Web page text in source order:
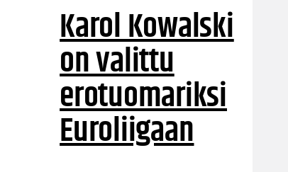
Karol Kowalski
on valittu
erotuomariksi
Euroliigaan